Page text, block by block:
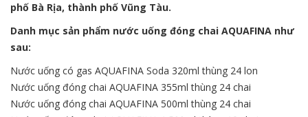
phố Bà Rịa, thành phố Vũng Tàu.
Danh mục sản phẩm nước uống đóng chai AQUAFINA như
sau:
Nước uống có gas AQUAFINA Soda 320ml thùng 24 lon
Nước uống đóng chai AQUAFINA 355ml thùng 24 chai
Nước uống đóng chai AQUAFINA 500ml thùng 24 chai